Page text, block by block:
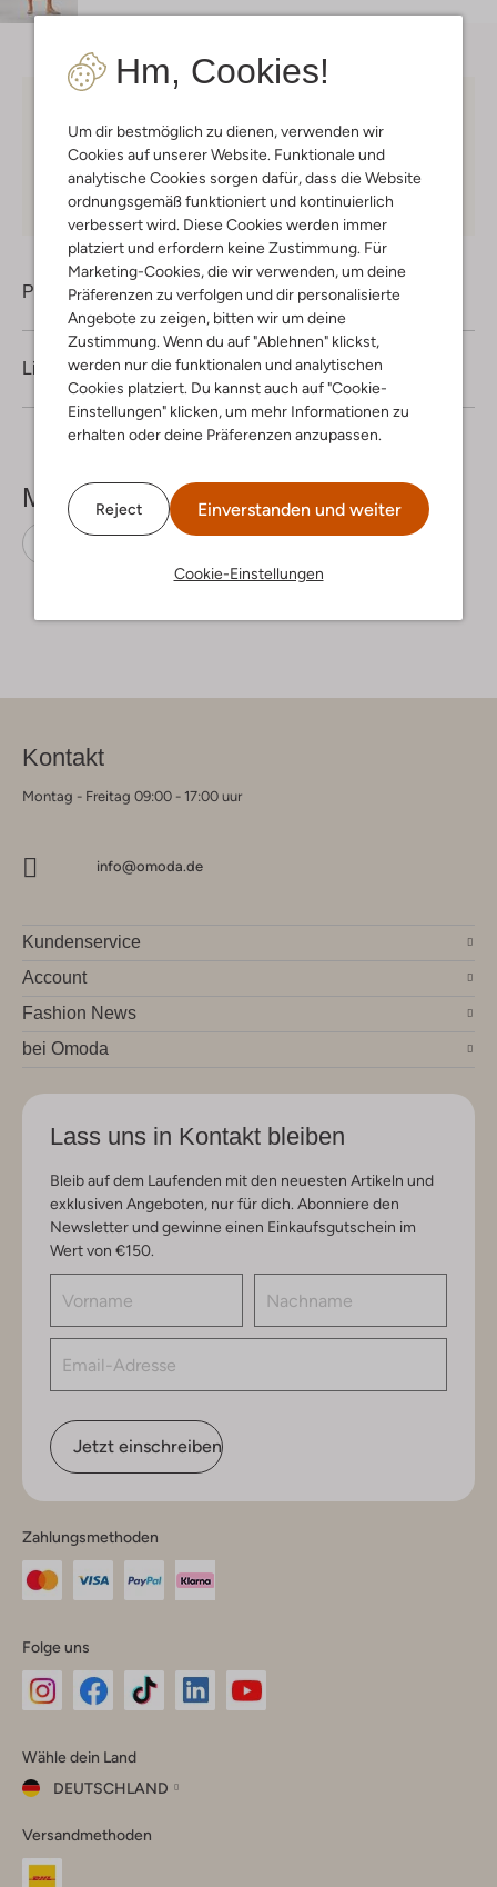
Hm, Cookies!
Um dir bestmöglich zu dienen, verwenden wir
Cookies auf unserer Website. Funktionale und
analytische Cookies sorgen dafür, dass die Website
ordnungsgemäß funktioniert und kontinuierlich
verbessert wird. Diese Cookies werden immer
platziert und erfordern keine Zustimmung. Für
Marketing-Cookies, die wir verwenden, um deine
Präferenzen zu verfolgen und dir personalisierte
Angebote zu zeigen, bitten wir um deine
Zustimmung. Wenn du auf "Ablehnen" klickst,
werden nur die funktionalen und analytischen
Cookies platziert. Du kannst auch auf "Cookie-
Einstellungen" klicken, um mehr Informationen zu
erhalten oder deine Präferenzen anzupassen.
Reject Einverstanden und weiter
Cookie-Einstellungen
Mitglieder in Deutschland
Kauf auf Rechnung 30 TagenRückgaberecht
Produktinformation
Lieferung & Rückgabe
Mehr sehen
Kontakt
Montag - Freitag 09:00 - 17:00 uur
info@omoda.de
Kundenservice
Account
Fashion News
bei Omoda
Lass uns in Kontakt bleiben
Bleib auf dem Laufenden mit den neuesten Artikeln und
exklusiven Angeboten, nur für dich. Abonniere den
Newsletter und gewinne einen Einkaufsgutschein im
Wert von €150.
Jetzt einschreiben
Zahlungsmethoden
Folge uns
Instagram
Facebook
TikTok
Wähle dein Land
DEUTSCHLAND
dein
Land
Versandmethoden